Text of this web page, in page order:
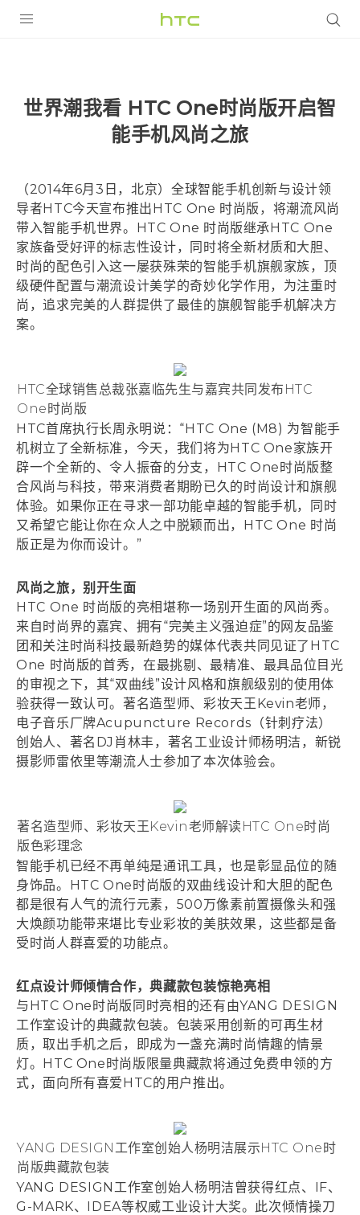
在线客服
世界潮我看 HTC One时尚版开启智
能手机风尚之旅
（2014年6月3日，北京）全球智能手机创新与设计领
导者HTC今天宣布推出HTC One 时尚版，将潮流风尚
带入智能手机世界。HTC One 时尚版继承HTC One
家族备受好评的标志性设计，同时将全新材质和大胆、
时尚的配色引入这一屡获殊荣的智能手机旗舰家族，顶
级硬件配置与潮流设计美学的奇妙化学作用，为注重时
尚，追求完美的人群提供了最佳的旗舰智能手机解决方
案。
HTC全球销售总裁张嘉临先生与嘉宾共同发布HTC
One时尚版
HTC首席执行长周永明说：“HTC One (M8) 为智能手
机树立了全新标准，今天，我们将为HTC One家族开
辟一个全新的、令人振奋的分支，HTC One时尚版整
合风尚与科技，带来消费者期盼已久的时尚设计和旗舰
体验。如果你正在寻求一部功能卓越的智能手机，同时
又希望它能让你在众人之中脱颖而出，HTC One 时尚
版正是为你而设计。”
风尚之旅，别开生面
HTC One 时尚版的亮相堪称一场别开生面的风尚秀。
来自时尚界的嘉宾、拥有“完美主义强迫症”的网友品鉴
团和关注时尚科技最新趋势的媒体代表共同见证了HTC
One 时尚版的首秀，在最挑剔、最精准、最具品位目光
的审视之下，其“双曲线”设计风格和旗舰级别的使用体
验获得一致认可。著名造型师、彩妆天王Kevin老师，
电子音乐厂牌Acupuncture Records（针刺疗法）
创始人、著名DJ肖林丰，著名工业设计师杨明洁，新锐
摄影师雷依里等潮流人士参加了本次体验会。
著名造型师、彩妆天王Kevin老师解读HTC One时尚
版色彩理念
智能手机已经不再单纯是通讯工具，也是彰显品位的随
身饰品。HTC One时尚版的双曲线设计和大胆的配色
都是很有人气的流行元素，500万像素前置摄像头和强
大焕颜功能带来堪比专业彩妆的美肤效果，这些都是备
受时尚人群喜爱的功能点。
红点设计师倾情合作，典藏款包装惊艳亮相
与HTC One时尚版同时亮相的还有由YANG DESIGN
工作室设计的典藏款包装。包装采用创新的可再生材
质，取出手机之后，即成为一盏充满时尚情趣的情景
灯。HTC One时尚版限量典藏款将通过免费申领的方
式，面向所有喜爱HTC的用户推出。
YANG DESIGN工作室创始人杨明洁展示HTC One时
尚版典藏款包装
YANG DESIGN工作室创始人杨明洁曾获得红点、IF、
G-MARK、IDEA等权威工业设计大奖。此次倾情操刀